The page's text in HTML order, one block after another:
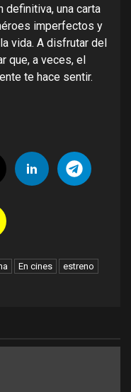
definitiva, una carta
imperfectos y
vida. A disfrutar del
que, a veces, el
te hace sentir.
En cines
estreno